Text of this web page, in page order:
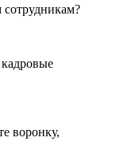
воронку,